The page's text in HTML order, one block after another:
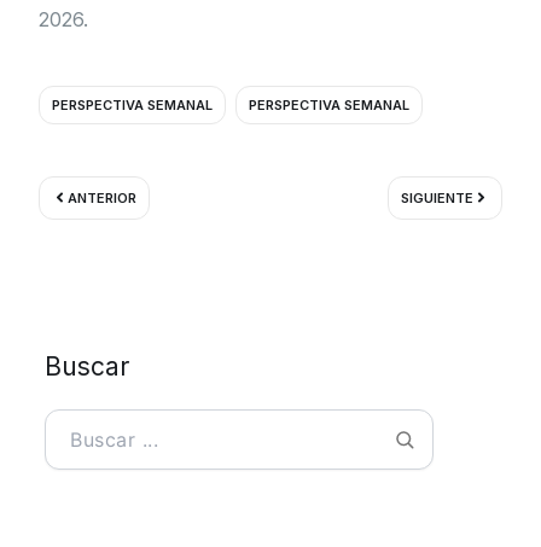
2026.
PERSPECTIVA SEMANAL PERSPECTIVA SEMANAL
ANTERIOR SIGUIENTE
Siguiente
Buscar
Buscar